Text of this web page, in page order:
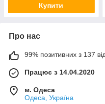
Купити
Про нас
99% позитивних з 137
Працює з 14.04.2020
м. Одеса
Одеса, Україна